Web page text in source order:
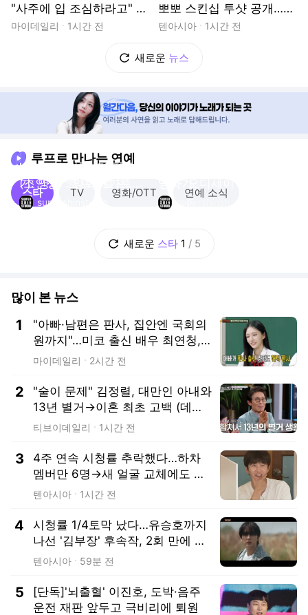
"사주에 입 조심하라고" 발
언 재조명… '유부녀 킬러'
마이데일리 1시간 전
뽀뽀 스킨십 투샷 공개…상
대는 패션 브랜드 대표 "사
텐아시아 1시간 전
새로운 뉴스
루프로 만나는 연예
스타 TV 영화/OTT 연예 소식
'호프' 두 번 본 강풀 후
기: 영화 '호프' 메가토
크 GV: 메가박스 코엑
supershinstudio
'호프' 감자 먹방의 의미
(조인성) : 영화 '호프'
메가토크 GV: 메가박스
supershinstudio
드카펫 포토타임: 2026
supershinstudio
새로운 스타 1 / 5
많이 본 뉴스
1
"아빠·남편은 판사, 집안엔 국회의
원까지"…미코 출신 배우 최연청,
'신이 내린 금수저' [아는 형님]
마이데일리 2시간 전
2
"술이 문제" 김정렬, 대만인 아내와
13년 별거→이혼 최초 고백 (데이
앤나잇) [TV온에어]
티브이데일리 1시간 전
3
4주 연속 시청률 추락했다…하차
멤버만 6명→새 얼굴 교체에도 하
락세 ('1박2일')
텐아시아 1시간 전
4
시청률 1/4토막 났다…유승호까지
나선 '김부장' 후속작, 2회 만에 하
락세 ('재벌X형사')[종합]
텐아시아 59분 전
5
[단독]'뇌출혈' 이진호, 도박·음주
운전 재판 앞두고 극비리에 퇴원